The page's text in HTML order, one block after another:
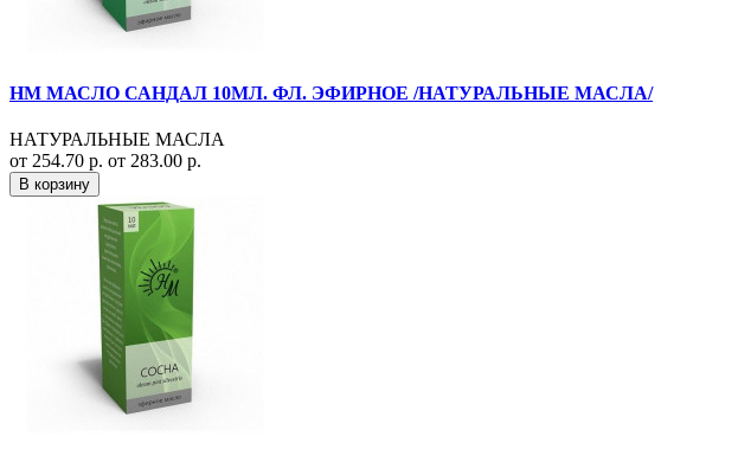
НМ МАСЛО САНДАЛ 10МЛ. ФЛ. ЭФИРНОЕ /НАТУРАЛЬНЫЕ МАСЛА/
НАТУРАЛЬНЫЕ МАСЛА
от 254.70 р. от 283.00 р.
В корзину